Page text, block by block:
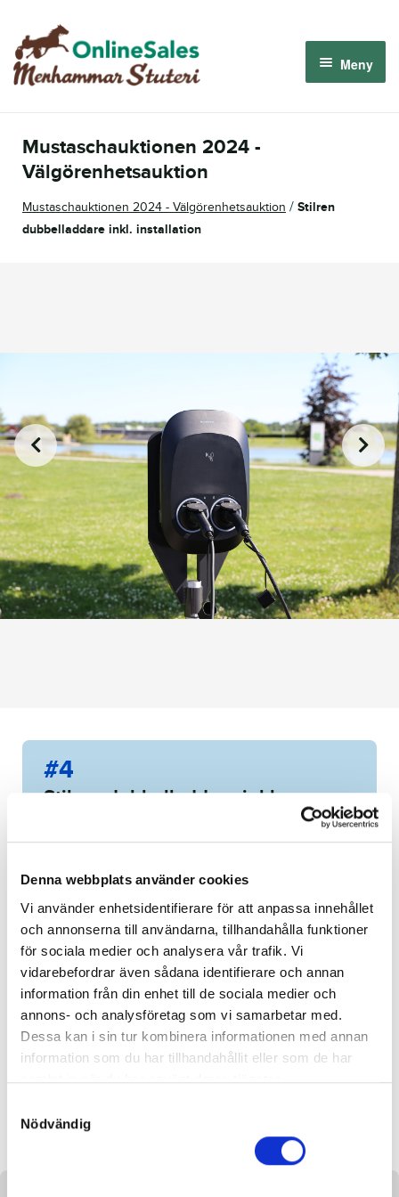
Denna webbplats använder cookies
Vi använder enhetsidentifierare för att anpassa innehållet
och annonserna till användarna, tillhandahålla funktioner
för sociala medier och analysera vår trafik. Vi
vidarebefordrar även sådana identifierare och annan
information från din enhet till de sociala medier och
annons- och analysföretag som vi samarbetar med.
Dessa kan i sin tur kombinera informationen med annan
information som du har tillhandahållit eller som de har
samlat in när du har använt deras tjänster.
Nödvändig
Hoppa
till
navigering
Hoppa
till
innehåll
Meny
Derbyauktionen 2026
Mustaschauktionen 2024 -
Välgörenhetsauktion
Mustaschauktionen 2024 - Välgörenhetsauktion / Stilren
dubbelladdare inkl. installation
#4
Stilren dubbelladdare inkl.
4 av 19 objekt
VINNANDE BUD:7 400KR
Grattis tillChrister Åberg!
Budhistorik